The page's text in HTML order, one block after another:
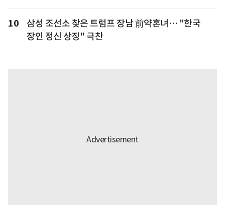
10
삼성 조선소 찾은 트럼프 장남 前약혼녀… "한국
장인 정신 상징" 극찬